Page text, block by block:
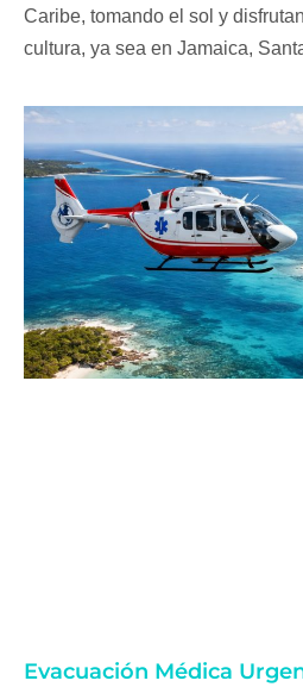
Caribe, tomando el sol y
cultura, ya sea en Jamaica,
Evacuación Médica